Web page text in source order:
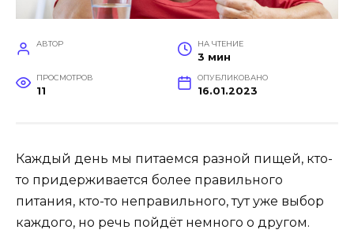
АВТОР НА ЧТЕНИЕ
3 мин
ПРОСМОТРОВ
11
ОПУБЛИКОВАНО
16.01.2023
Каждый день мы питаемся разной пищей, кто-
то придерживается более правильного
питания, кто-то неправильного, тут уже выбор
каждого, но речь пойдёт немного о другом.